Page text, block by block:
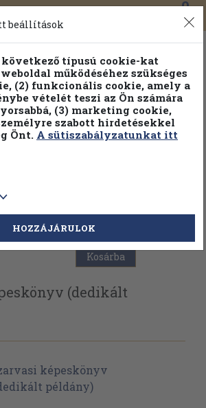
0
Kosárba
(dedikált
beállítások
típusú cookie-kat
működéséhez szükséges
(2) funkcionális cookie, amely a
vételét teszi az Ön számára
(3) marketing cookie,
szabott hirdetésekkel
Önt. A sütiszabályzatunkat itt
HOZZÁJÁRULOK